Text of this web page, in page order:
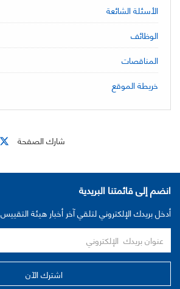
الأسئلة الشائعة
الوظائف
المناقصات
خريطة الموقع
شارك الصفحة
انضم إلى قائمتنا البريدية
أدخل بريدك الإلكتروني لتلقي آخر أخبار هيئة التقييس